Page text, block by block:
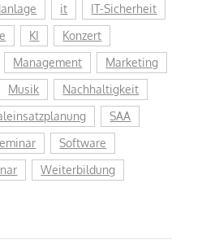
it
IT-Sicherheit
KI
Konzert
Management
Marketing
Musik
Nachhaltigkeit
SAA
Software
Weiterbildung